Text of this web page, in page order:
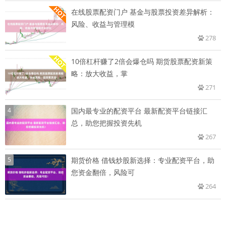
在线股票配资门户 基金与股票投资差异解析：
风险、收益与管理模
278
10倍杠杆赚了2倍会爆仓吗 期货股票配资新策
略：放大收益，掌
271
4
国内最专业的配资平台 最新配资平台链接汇
总，助您把握投资先机
267
5
期货价格 借钱炒股新选择：专业配资平台，助
您资金翻倍，风险可
264